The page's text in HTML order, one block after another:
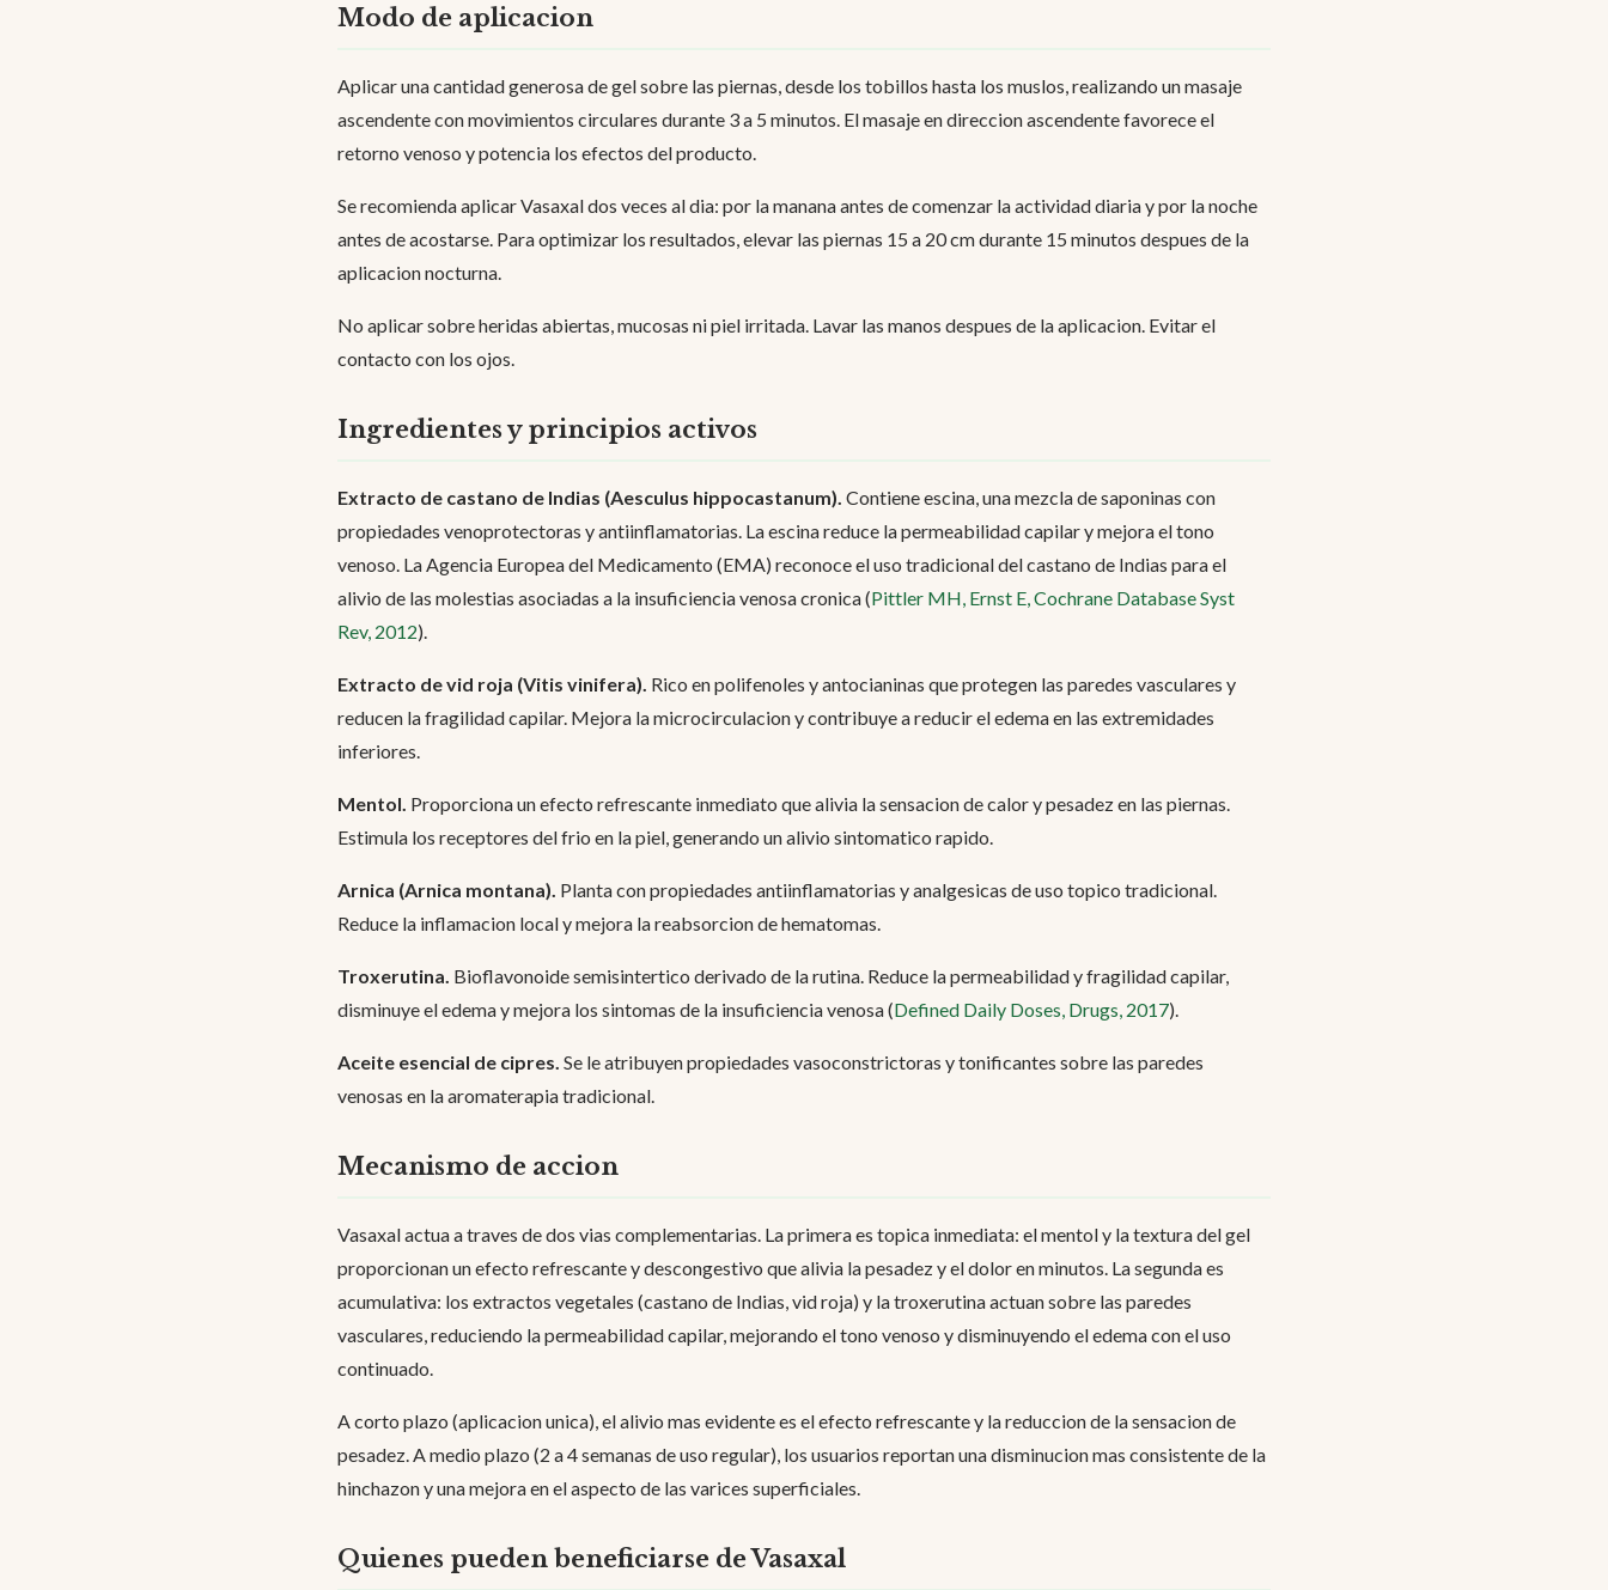
Modo de aplicacion
Aplicar una cantidad generosa de gel sobre las piernas, desde los tobillos hasta los muslos, realizando un masaje
ascendente con movimientos circulares durante 3 a 5 minutos. El masaje en direccion ascendente favorece el
retorno venoso y potencia los efectos del producto.
Se recomienda aplicar Vasaxal dos veces al dia: por la manana antes de comenzar la actividad diaria y por la noche
antes de acostarse. Para optimizar los resultados, elevar las piernas 15 a 20 cm durante 15 minutos despues de la
aplicacion nocturna.
No aplicar sobre heridas abiertas, mucosas ni piel irritada. Lavar las manos despues de la aplicacion. Evitar el
contacto con los ojos.
Ingredientes y principios activos
Extracto de castano de Indias (Aesculus hippocastanum). Contiene escina, una mezcla de saponinas con
propiedades venoprotectoras y antiinflamatorias. La escina reduce la permeabilidad capilar y mejora el tono
venoso. La Agencia Europea del Medicamento (EMA) reconoce el uso tradicional del castano de Indias para el
alivio de las molestias asociadas a la insuficiencia venosa cronica (Pittler MH, Ernst E, Cochrane Database Syst
Rev, 2012).
Extracto de vid roja (Vitis vinifera). Rico en polifenoles y antocianinas que protegen las paredes vasculares y
reducen la fragilidad capilar. Mejora la microcirculacion y contribuye a reducir el edema en las extremidades
inferiores.
Mentol. Proporciona un efecto refrescante inmediato que alivia la sensacion de calor y pesadez en las piernas.
Estimula los receptores del frio en la piel, generando un alivio sintomatico rapido.
Arnica (Arnica montana). Planta con propiedades antiinflamatorias y analgesicas de uso topico tradicional.
Reduce la inflamacion local y mejora la reabsorcion de hematomas.
Troxerutina. Bioflavonoide semisintertico derivado de la rutina. Reduce la permeabilidad y fragilidad capilar,
disminuye el edema y mejora los sintomas de la insuficiencia venosa (Defined Daily Doses, Drugs, 2017).
Aceite esencial de cipres. Se le atribuyen propiedades vasoconstrictoras y tonificantes sobre las paredes
venosas en la aromaterapia tradicional.
Mecanismo de accion
Vasaxal actua a traves de dos vias complementarias. La primera es topica inmediata: el mentol y la textura del gel
proporcionan un efecto refrescante y descongestivo que alivia la pesadez y el dolor en minutos. La segunda es
acumulativa: los extractos vegetales (castano de Indias, vid roja) y la troxerutina actuan sobre las paredes
vasculares, reduciendo la permeabilidad capilar, mejorando el tono venoso y disminuyendo el edema con el uso
continuado.
A corto plazo (aplicacion unica), el alivio mas evidente es el efecto refrescante y la reduccion de la sensacion de
pesadez. A medio plazo (2 a 4 semanas de uso regular), los usuarios reportan una disminucion mas consistente de la
hinchazon y una mejora en el aspecto de las varices superficiales.
Quienes pueden beneficiarse de Vasaxal